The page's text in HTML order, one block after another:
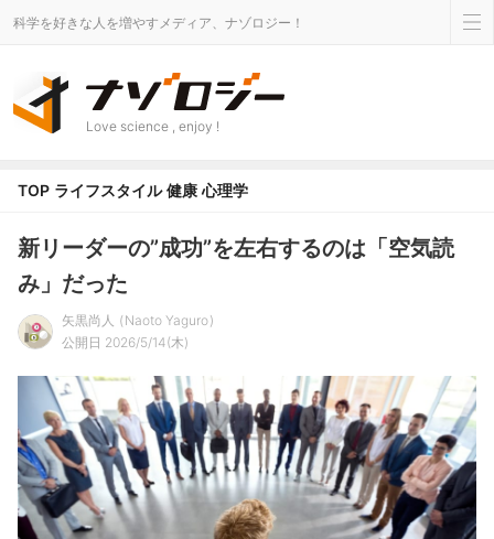
科学を好きな人を増やすメディア、ナゾロジー！
Love science , enjoy !
TOP ライフスタイル 健康 心理学
新リーダーの”成功”を左右するのは「空気読
み」だった
矢黒尚人
Naoto Yaguro
公開日 2026/5/14(木)